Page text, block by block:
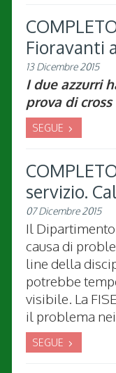
Fioravanti
13 Dicembre 2015
I due azzurri
prova di
SEGUE
servizio.
07 Dicembre 2015
Il
causa di
line della
potrebbe
visibile. La
il problema
SEGUE